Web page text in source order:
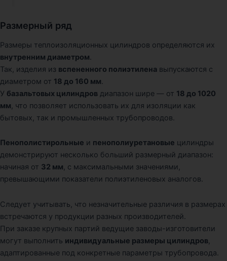
Размерный ряд
Размеры теплоизоляционных цилиндров определяются их
внутренним диаметром.
Так, изделия из вспененного полиэтилена выпускаются с
диаметром от 18 до 160 мм.
У базальтовых цилиндров диапазон шире — от 18 до 1020
мм, что позволяет использовать их для изоляции как
бытовых, так и промышленных трубопроводов.
Пенополистирольные и пенополиуретановые цилиндры
демонстрируют несколько больший размерный диапазон:
начиная от 32 мм, с максимальными значениями,
превышающими показатели полиэтиленовых аналогов.
Следует учитывать, что незначительные различия в размерах
встречаются у продукции разных производителей.
При заказе крупных партий ведущие заводы-изготовители
могут выполнить индивидуальные размеры цилиндров,
адаптированные под конкретные параметры трубопровода.